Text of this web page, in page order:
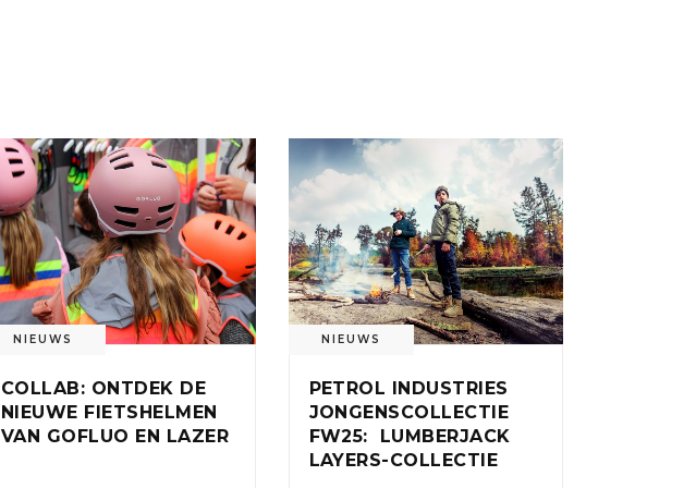
NIEUWS
COLLAB: ONTDEK DE
NIEUWE FIETSHELMEN
VAN GOFLUO EN LAZER
NIEUWS
PETROL INDUSTRIES
JONGENSCOLLECTIE
FW25: LUMBERJACK
LAYERS-COLLECTIE